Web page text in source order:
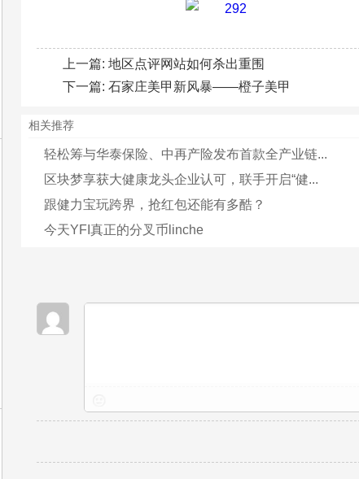
上一篇: 地区点评网站如何杀出重围
下一篇: 石家庄美甲新风暴——橙子美甲
相关推荐
轻松筹与华泰保险、中再产险发布首款全产业链...
区块梦享获大健康龙头企业认可，联手开启“健...
跟健力宝玩跨界，抢红包还能有多酷？
今天YFI真正的分叉币linche